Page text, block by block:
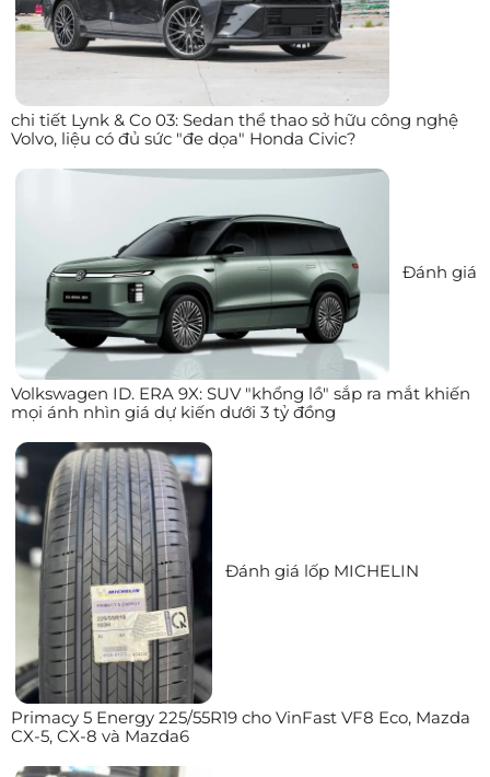
chi tiết Lynk & Co 03: Sedan thể thao sở hữu công nghệ
Volvo, liệu có đủ sức "đe dọa" Honda Civic?
Đánh giá
Volkswagen ID. ERA 9X: SUV "khổng lồ" sắp ra mắt khiến
mọi ánh nhìn giá dự kiến dưới 3 tỷ đồng
Đánh giá lốp MICHELIN
Primacy 5 Energy 225/55R19 cho VinFast VF8 Eco, Mazda
CX-5, CX-8 và Mazda6